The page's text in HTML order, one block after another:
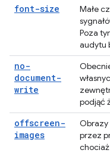
font-size
Małe
Poza
audytu
no-
document-
write
podjąć
offscreen-
images
Obrazy
przez